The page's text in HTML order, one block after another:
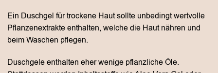
Ein Duschgel für trockene Haut sollte unbedingt wertvolle
Pflanzenextrakte enthalten, welche die Haut nähren und
beim Waschen pflegen.
Duschgele enthalten eher wenige pflanzliche Öle.